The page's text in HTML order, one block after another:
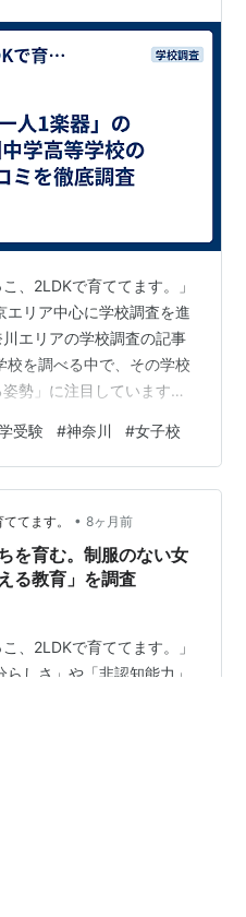
、2LDKで育ててます。」
エリア中心に学校調査を進
エリアの学校調査の記事
校を調べる中で、その学校
勢」に注目しています
中学校をいろいろと調べ
はこちらに置いてありま
｜公立・国立・私立・女子
新】 今回調査したのは、
は対照的な「情操教育」の
園中学高等…
受験 #神奈川 #女子校
てます。 • 8ヶ月前
を育む。制服のない女
る教育」を調査